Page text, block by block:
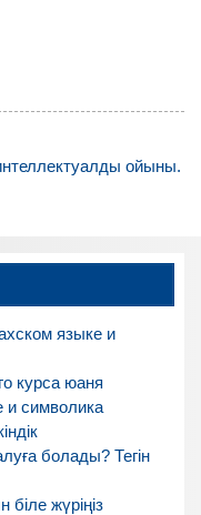
ойыны.
языке и
курса юаня
и символика
болады? Тегін
жүріңіз